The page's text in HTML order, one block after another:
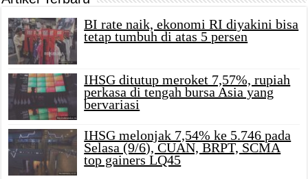
BI rate naik, ekonomi RI diyakini bisa
tetap tumbuh di atas 5 persen
IHSG ditutup meroket 7,57%, rupiah
perkasa di tengah bursa Asia yang
bervariasi
IHSG melonjak 7,54% ke 5.746 pada
Selasa (9/6), CUAN, BRPT, SCMA
top gainers LQ45